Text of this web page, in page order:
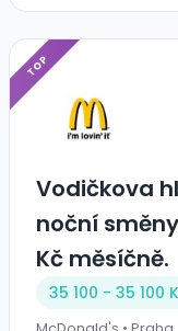
TOP
Vodičkova
noční
Kč měsíčně.
35 100 - 35 100